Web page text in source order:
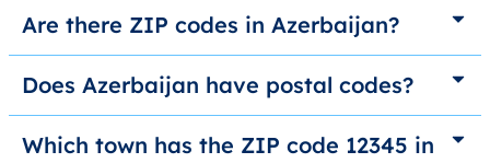
Are there ZIP codes in Azerbaijan?
Does Azerbaijan have postal codes?
Which town has the ZIP code 12345 in